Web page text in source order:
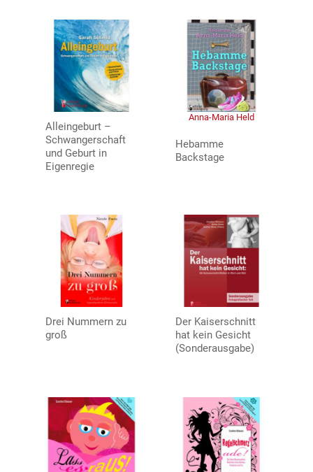
Alleingeburt –
Schwangerschaft
und Geburt in
Eigenregie
Anna-Maria Held
Hebamme
Backstage
Drei Nummern zu
groß
Der Kaiserschnitt
hat kein Gesicht
(Sonderausgabe)